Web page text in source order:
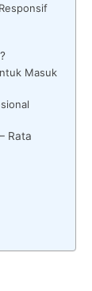
Masuk
Rata